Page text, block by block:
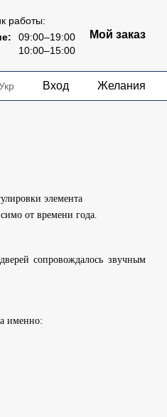
работы:
09:00–19:00
10:00–15:00
Мой заказ
Вход Желания
элемента
от времени года.
сопровождалось звучным
а именно: